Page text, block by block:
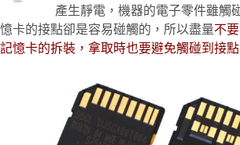
產生靜電，機器的電子零件雖觸
憶卡的接點卻是容易碰觸的，所以盡量不
記憶卡的拆裝，拿取時也要避免觸碰到接點